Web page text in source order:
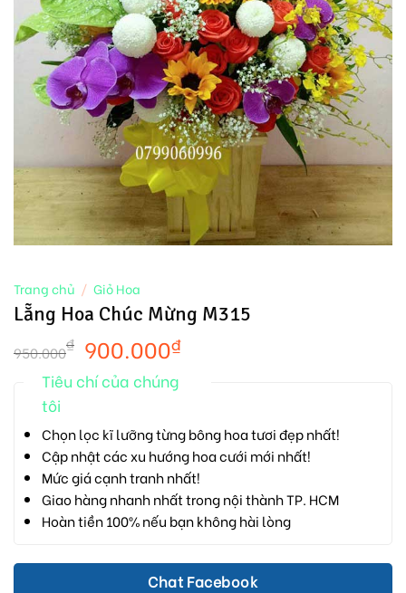
Trang chủ / Giỏ Hoa
Lẵng Hoa Chúc Mừng M315
950.000₫ 900.000₫
Tiêu chí của chúng
tôi
Chọn lọc kĩ lưỡng từng bông hoa tươi đẹp nhất!
Cập nhật các xu hướng hoa cưới mới nhất!
Mức giá cạnh tranh nhất!
Giao hàng nhanh nhất trong nội thành TP. HCM
Hoàn tiền 100% nếu bạn không hài lòng
Chat Facebook